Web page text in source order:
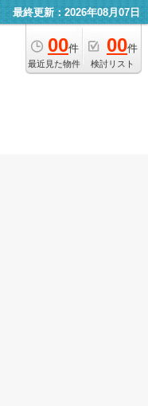
最終更新：2026年08月07日
00件
最近見た物件
00件
検討リスト